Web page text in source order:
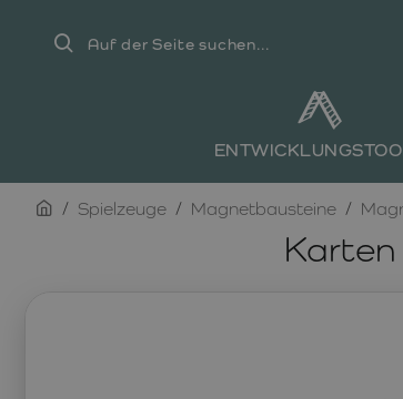
Auf
homeSpielzeuge Magnetbausteine